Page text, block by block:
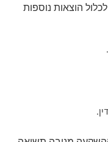
הוצאות נוספות